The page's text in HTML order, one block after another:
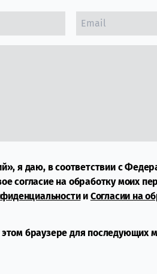
я даю, в соответствии с
согласие на обработку моих
и Согласии на
браузере для последующих